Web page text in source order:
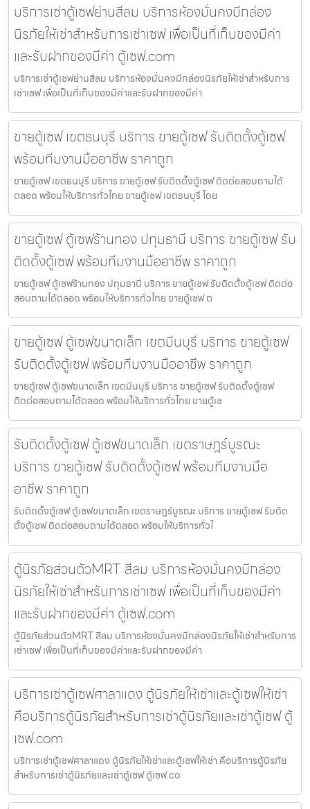
บริการเช่าตู้เซฟย่านสีลม บริการห้องมั่นคงมีกล่อง
นิรภัยให้เช่าสำหรับการเช่าเซฟ เพื่อเป็นที่เก็บของมีค่า
และรับฝากของมีค่า ตู้เซฟ.com
บริการเช่าตู้เซฟย่านสีลม บริการห้องมั่นคงมีกล่องนิรภัยให้เช่าสำหรับการ
เช่าเซฟ เพื่อเป็นที่เก็บของมีค่าและรับฝากของมีค่า
ขายตู้เซฟ เขตธนบุรี บริการ ขายตู้เซฟ รับติดตั้งตู้เซฟ
พร้อมทีมงานมืออาชีพ ราคาถูก
ขายตู้เซฟ เขตธนบุรี บริการ ขายตู้เซฟ รับติดตั้งตู้เซฟ ติดต่อสอบถามได้
ตลอด พร้อมให้บริการทั่วไทย ขายตู้เซฟ เขตธนบุรี โดย
ขายตู้เซฟ ตู้เซฟร้านทอง ปทุมธานี บริการ ขายตู้เซฟ รับ
ติดตั้งตู้เซฟ พร้อมทีมงานมืออาชีพ ราคาถูก
ขายตู้เซฟ ตู้เซฟร้านทอง ปทุมธานี บริการ ขายตู้เซฟ รับติดตั้งตู้เซฟ ติดต่อ
สอบถามได้ตลอด พร้อมให้บริการทั่วไทย ขายตู้เซฟ ต
ขายตู้เซฟ ตู้เซฟขนาดเล็ก เขตมีนบุรี บริการ ขายตู้เซฟ
รับติดตั้งตู้เซฟ พร้อมทีมงานมืออาชีพ ราคาถูก
ขายตู้เซฟ ตู้เซฟขนาดเล็ก เขตมีนบุรี บริการ ขายตู้เซฟ รับติดตั้งตู้เซฟ
ติดต่อสอบถามได้ตลอด พร้อมให้บริการทั่วไทย ขายตู้เซ
รับติดตั้งตู้เซฟ ตู้เซฟขนาดเล็ก เขตราษฎร์บูรณะ
บริการ ขายตู้เซฟ รับติดตั้งตู้เซฟ พร้อมทีมงานมือ
อาชีพ ราคาถูก
รับติดตั้งตู้เซฟ ตู้เซฟขนาดเล็ก เขตราษฎร์บูรณะ บริการ ขายตู้เซฟ รับติด
ตั้งตู้เซฟ ติดต่อสอบถามได้ตลอด พร้อมให้บริการทั่วไ
ตู้นิรภัยส่วนตัวMRT สีลม บริการห้องมั่นคงมีกล่อง
นิรภัยให้เช่าสำหรับการเช่าเซฟ เพื่อเป็นที่เก็บของมีค่า
และรับฝากของมีค่า ตู้เซฟ.com
ตู้นิรภัยส่วนตัวMRT สีลม บริการห้องมั่นคงมีกล่องนิรภัยให้เช่าสำหรับการ
เช่าเซฟ เพื่อเป็นที่เก็บของมีค่าและรับฝากของมีค่า
บริการเช่าตู้เซฟศาลาแดง ตู้นิรภัยให้เช่าและตู้เซฟให้เช่า
คือบริการตู้นิรภัยสำหรับการเช่าตู้นิรภัยและเช่าตู้เซฟ ตู้
เซฟ.com
บริการเช่าตู้เซฟศาลาแดง ตู้นิรภัยให้เช่าและตู้เซฟให้เช่า คือบริการตู้นิรภัย
สำหรับการเช่าตู้นิรภัยและเช่าตู้เซฟ ตู้เซฟ.co